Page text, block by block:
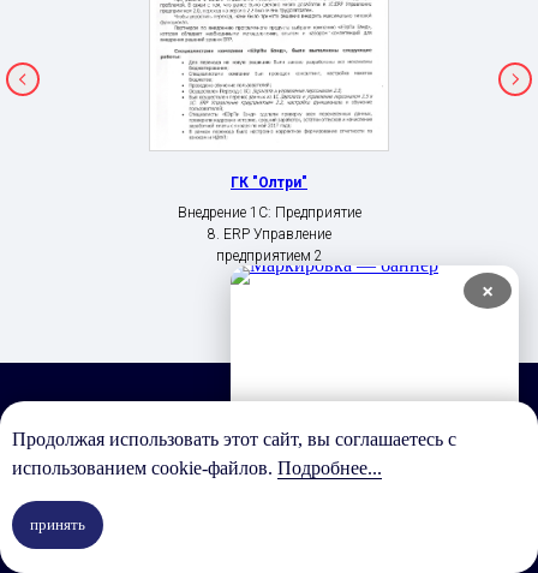
ГК "Олтри"
Внедрение 1С: Предприятие
8. ERP Управление
предприятием 2
У вас есть задача?
Мы готовы её обсудить и предложить
Продолжая использовать этот сайт, вы соглашаетесь с
использованием cookie-файлов. Подробнее...
принять
×